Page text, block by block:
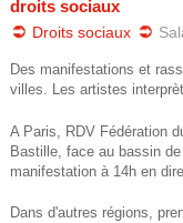
u
ê
t
e
s
droits sociaux
Droits sociaux
Des manifestations et
villes. Les artistes
A Paris, RDV Fédération
Bastille, face au bassin
manifestation à 14h en
Dans d'autres régions,